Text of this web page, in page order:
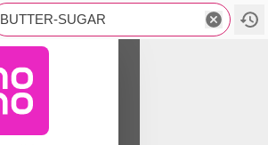
BUTTER-SUGAR